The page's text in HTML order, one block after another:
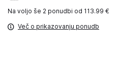
Na voljo še 2 ponudbi od 113.99 €
Več o prikazovanju ponudb